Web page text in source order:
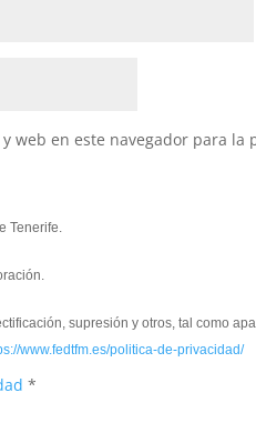
web en este navegador para la
Tenerife.
supresión y otros, tal como
www.fedtfm.es/politica-de-privacidad/
*